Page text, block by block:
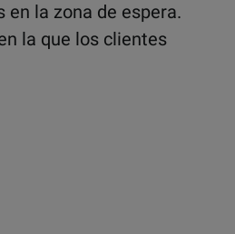
la zona de espera.
la que los clientes